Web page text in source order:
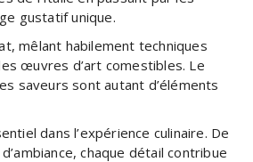
gustatif unique.
mêlant habilement techniques
œuvres d’art comestibles. Le
saveurs sont autant d’éléments
dans l’expérience culinaire. De
chaque détail contribue